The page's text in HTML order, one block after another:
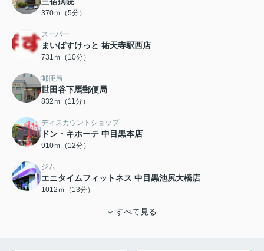
370ｍ（5分）
スーパー
まいばすけっと 祐天寺駅西店
731ｍ（10分）
郵便局
世田谷下馬郵便局
832ｍ（11分）
ディスカウントショップ
ドン・キホーテ 中目黒本店
910ｍ（12分）
ジム
エニタイムフィットネス 中目黒池尻大橋店
1012ｍ（13分）
すべて見る